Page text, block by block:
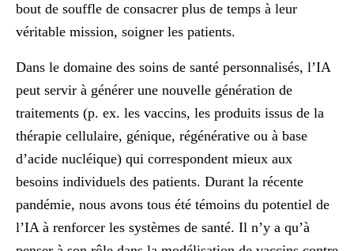
bout de souffle de consacrer plus de temps à leur
véritable mission, soigner les patients.
Dans le domaine des soins de santé personnalisés, l’IA
peut servir à générer une nouvelle génération de
traitements (p. ex. les vaccins, les produits issus de la
thérapie cellulaire, génique, régénérative ou à base
d’acide nucléique) qui correspondent mieux aux
besoins individuels des patients. Durant la récente
pandémie, nous avons tous été témoins du potentiel de
l’IA à renforcer les systèmes de santé. Il n’y a qu’à